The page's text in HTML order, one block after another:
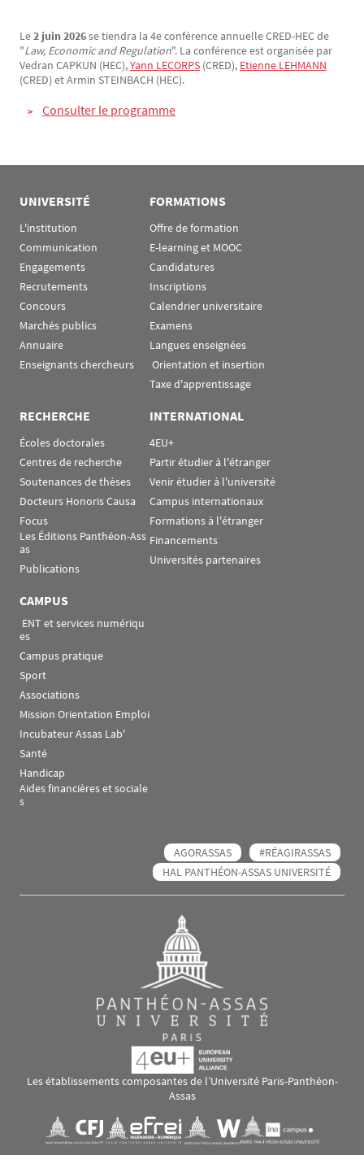
Texte
Le2 juin 2026se tiendra la 4e conférence annuelle CRED-HEC de
"Law, Economic and Regulation". La conférence est organisée par
Vedran CAPKUN (HEC),Yann LECORPS (CRED), Etienne LEHMANN
(CRED) et Armin STEINBACH (HEC).
Consulter le programme
UNIVERSITÉ
L'institution
Communication
Engagements
Recrutements
Concours
Marchés publics
Annuaire
Enseignants chercheurs
FORMATIONS
Offre de formation
E-learning et MOOC
Candidatures
Inscriptions
Calendrier universitaire
Examens
Langues enseignées
Orientation et insertion
Taxe d'apprentissage
RECHERCHE
Écoles doctorales
Centres de recherche
Soutenances de thèses
Docteurs Honoris Causa
Focus
Les Éditions Panthéon-Ass
as
Publications
INTERNATIONAL
4EU+
Partir étudier à l'étranger
Venir étudier à l'université
Campus internationaux
Formations à l'étranger
Financements
Universités partenaires
CAMPUS
es
Campus pratique
Sport
Associations
Mission Orientation Emploi
Incubateur Assas Lab'
Santé
Handicap
Aides financières et sociale
s
AGORASSAS
#RÉAGIRASSAS
HAL PANTHÉON-ASSAS UNIVERSITÉ
Les établissements composantes de l’Université Paris-Panthéon-
Assas
Visuel svgVisuel svg Visuel svgVisuel svg